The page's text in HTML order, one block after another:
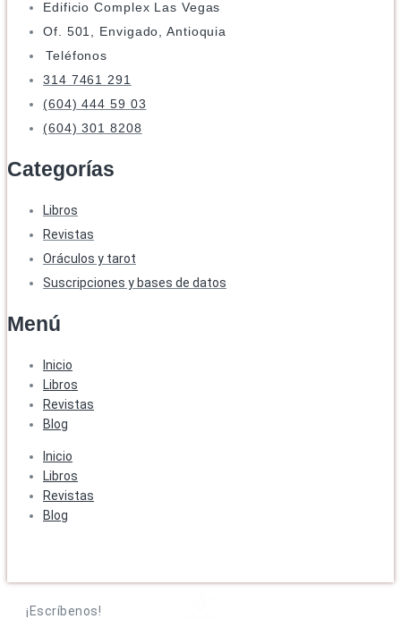
Edificio Complex Las Vegas
Of. 501, Envigado, Antioquia
Teléfonos
314 7461 291
(604) 444 59 03
(604) 301 8208
Categorías
Libros
Revistas
Oráculos y tarot
Suscripciones y bases de datos
Menú
Inicio
Libros
Revistas
Blog
Inicio
Libros
Revistas
Blog
¡Escríbenos!